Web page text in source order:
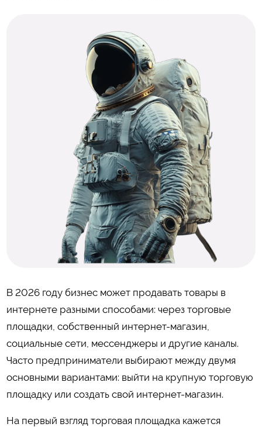
В 2026 году бизнес может продавать товары в
интернете разными способами: через торговые
площадки, собственный интернет-магазин,
социальные сети, мессенджеры и другие каналы.
Часто предприниматели выбирают между двумя
основными вариантами: выйти на крупную торговую
площадку или создать свой интернет-магазин.
На первый взгляд торговая площадка кажется